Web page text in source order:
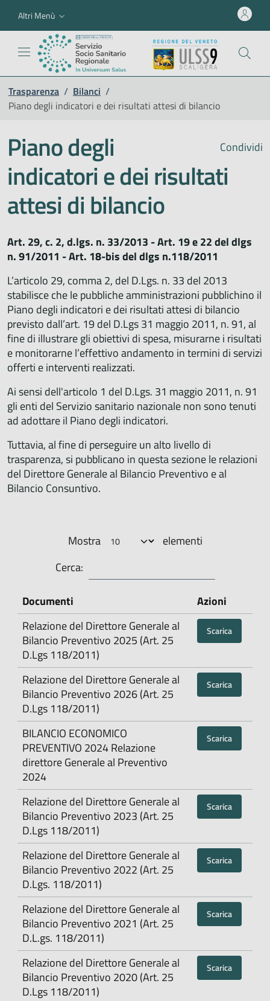
Altri Menù
Trasparenza / Bilanci /
Piano degli indicatori e dei risultati attesi di bilancio
Condividi
Piano degli
indicatori e dei risultati
attesi di bilancio
Art. 29, c. 2, d.lgs. n. 33/2013 - Art. 19 e 22 del dlgs
n. 91/2011 - Art. 18-bis del dlgs n.118/2011
L’articolo 29, comma 2, del D.Lgs. n. 33 del 2013
stabilisce che le pubbliche amministrazioni pubblichino il
Piano degli indicatori e dei risultati attesi di bilancio
previsto dall’art. 19 del D.Lgs 31 maggio 2011, n. 91, al
fine di illustrare gli obiettivi di spesa, misurarne i risultati
e monitorarne l’effettivo andamento in termini di servizi
offerti e interventi realizzati.
Ai sensi dell'articolo 1 del D.Lgs. 31 maggio 2011, n. 91
gli enti del Servizio sanitario nazionale non sono tenuti
ad adottare il Piano degli indicatori.
Tuttavia, al fine di perseguire un alto livello di
trasparenza, si pubblicano in questa sezione le relazioni
del Direttore Generale al Bilancio Preventivo e al
Bilancio Consuntivo.
Mostra
elementi
Cerca:
Documenti
Azioni
Relazione del Direttore Generale al
Bilancio Preventivo 2025 (Art. 25
D.Lgs 118/2011)
Scarica
Relazione del Direttore Generale al
Bilancio Preventivo 2026 (Art. 25
D.Lgs 118/2011)
Scarica
BILANCIO ECONOMICO
PREVENTIVO 2024 Relazione
direttore Generale al Preventivo
2024
Scarica
Relazione del Direttore Generale al
Bilancio Preventivo 2023 (Art. 25
D.Lgs 118/2011)
Scarica
Relazione del Direttore Generale al
Bilancio Preventivo 2022 (Art. 25
D.Lgs. 118/2011)
Scarica
Relazione del Direttore Generale al
Bilancio Preventivo 2021 (Art. 25
D.L.gs. 118/2011)
Scarica
Relazione del Direttore Generale al
Bilancio Preventivo 2020 (Art. 25
D.Lgs 118/2011)
Scarica